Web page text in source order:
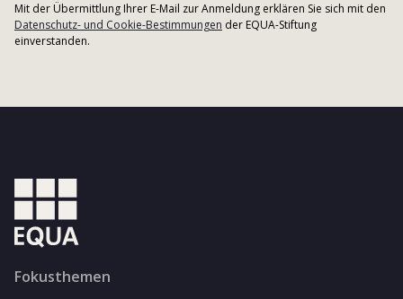
Mit der Übermittlung Ihrer E-Mail zur Anmeldung erklären Sie sich mit den
Datenschutz- und Cookie-Bestimmungen der EQUA-Stiftung
einverstanden.
Fokusthemen